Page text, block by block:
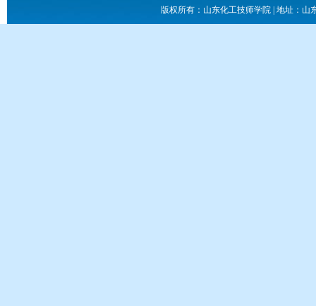
版权所有：山东化工技师学院 | 地址：山